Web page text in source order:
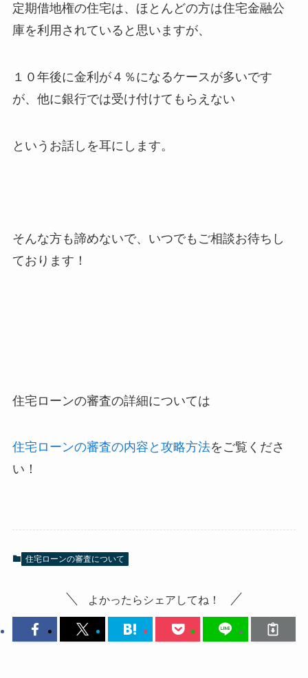
定期借地権の住宅は、ほとんどの方は住宅金融公
庫を利用されていると思いますが、
１０年後に金利が４％になるケースが多いです
が、他に銀行では受け付けてもらえない
というお話しを耳にします。
そんな方も諦めないで、いつでもご相談お待ちし
ております！
住宅ローンの審査の詳細については
住宅ローンの審査の内容と攻略方法をご覧くださ
い！
住宅ローンの審査について
よかったらシェアしてね！